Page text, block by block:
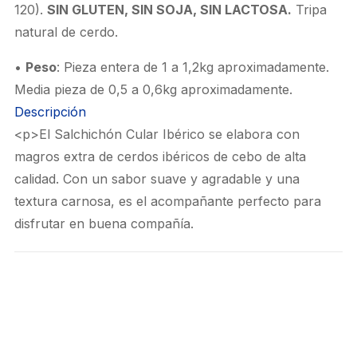
120). SIN GLUTEN, SIN SOJA, SIN LACTOSA. Tripa
natural de cerdo.
• Peso: Pieza entera de 1 a 1,2kg aproximadamente.
Media pieza de 0,5 a 0,6kg aproximadamente.
Descripción
<p>El Salchichón Cular Ibérico se elabora con
magros extra de cerdos ibéricos de cebo de alta
calidad. Con un sabor suave y agradable y una
textura carnosa, es el acompañante perfecto para
disfrutar en buena compañía.